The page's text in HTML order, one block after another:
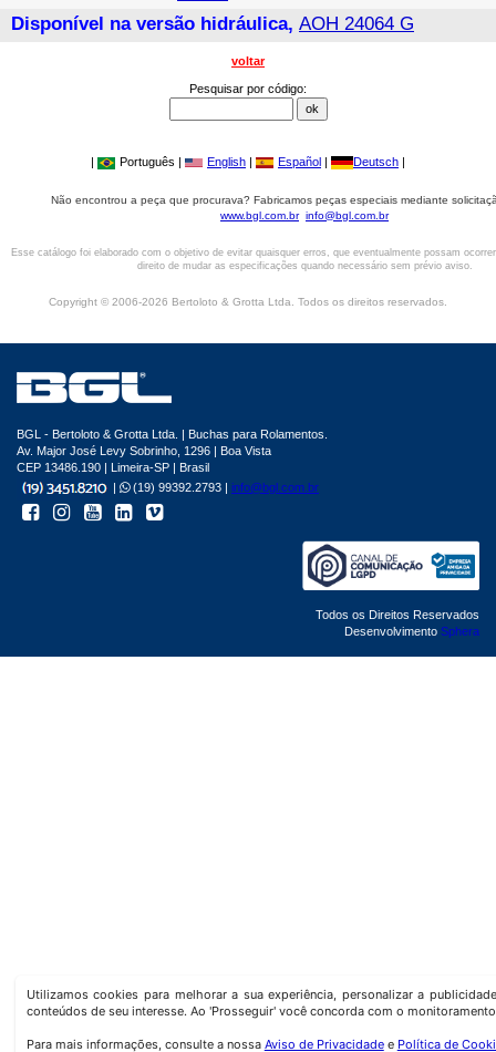
Disponível na versão hidráulica, AOH 24064 G
voltar
Pesquisar por código:
| Português | English | Español | Deutsch |
Não encontrou a peça que procurava? Fabricamos peças especiais mediante
www.bgl.com.br info@bgl.com.br
Esse catálogo foi elaborado com o objetivo de evitar quaisquer erros, que eventualmente possam
direito de mudar as especificações quando necessário sem prévio aviso.
Copyright © 2006-2026 Bertoloto & Grotta Ltda. Todos os direitos reservados.
Utilizamos cookies para melhorar a sua experiência, personalizar a
conteúdos de seu interesse. Ao 'Prosseguir' você concorda com o
Para mais informações, consulte a nossa Aviso de Privacidadee Política de
BGL - Bertoloto & Grotta Ltda. | Buchas para Rolamentos.
Av. Major José Levy Sobrinho, 1296 | Boa Vista
CEP 13486.190 | Limeira-SP | Brasil
|
(19) 99392.2793 | info@bgl.com.br
Todos os Direitos Reservados
Desenvolvimento Sphera